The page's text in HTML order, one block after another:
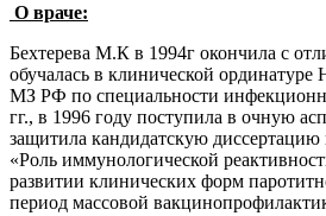
О враче:
Бехтерева М.К в 1994г окончила с
обучалась в клинической
МЗ РФ по специальности
гг., в 1996 году поступила в очную
защитила кандидатскую диссертацию
«Роль иммунологической
развитии клинических форм
период массовой